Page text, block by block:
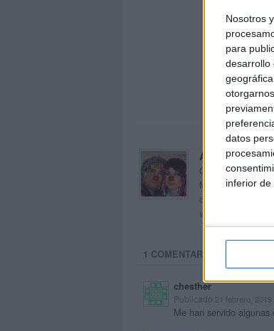
Nosotros
para
desarrollo
datos
inferior de
Acerca de
Orientación
Maribel, que
dentro del blog y
voluntarios en sus
1 COMENTARIO
chesther
Publicado 21 febrero,
Me han servido